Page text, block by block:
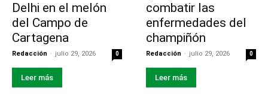
Delhi en el melón
del Campo de
Cartagena
Redacción - julio 29, 2026 0
Leer más
combatir las
enfermedades del
champiñón
Redacción - julio 29, 2026 0
Leer más